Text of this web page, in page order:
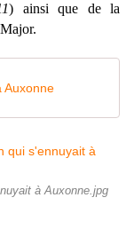
) ainsi que de la
Auxonne
à Auxonne.jpg